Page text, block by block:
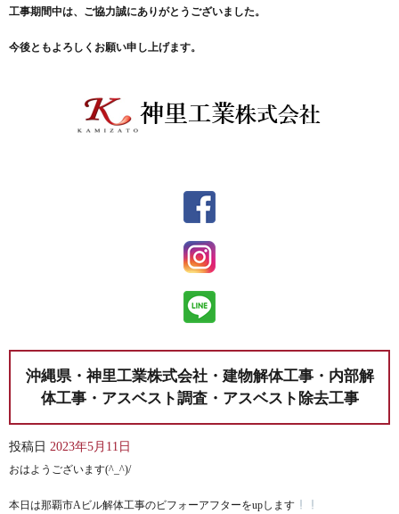
工事期間中は、ご協力誠にありがとうございました。
今後ともよろしくお願い申し上げます。
沖縄県・神里工業株式会社・建物解体工事・内部解
体工事・アスベスト調査・アスベスト除去工事
投稿日 2023年5月11日
おはようございます(^_^)/
本日は那覇市Aビル解体工事のビフォーアフターをupします